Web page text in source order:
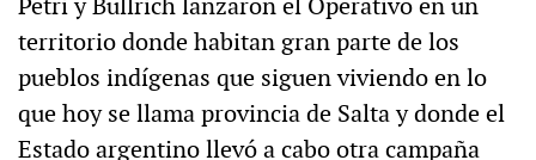
territorio donde habitan gran parte de los
pueblos indígenas que siguen viviendo en lo
que hoy se llama provincia de Salta y donde el
Estado argentino llevó a cabo otra campaña